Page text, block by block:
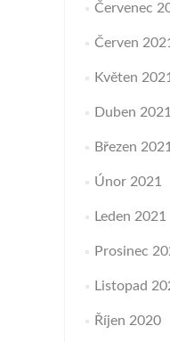
Červenec
Červen 2021
Květen 2021
Duben 2021
Březen 2021
Únor 2021
Leden 2021
Prosinec
Listopad
Říjen 2020